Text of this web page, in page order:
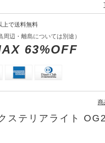
上で送料無料
周辺・離島については別途）
63%OFF
商
ステリアライト